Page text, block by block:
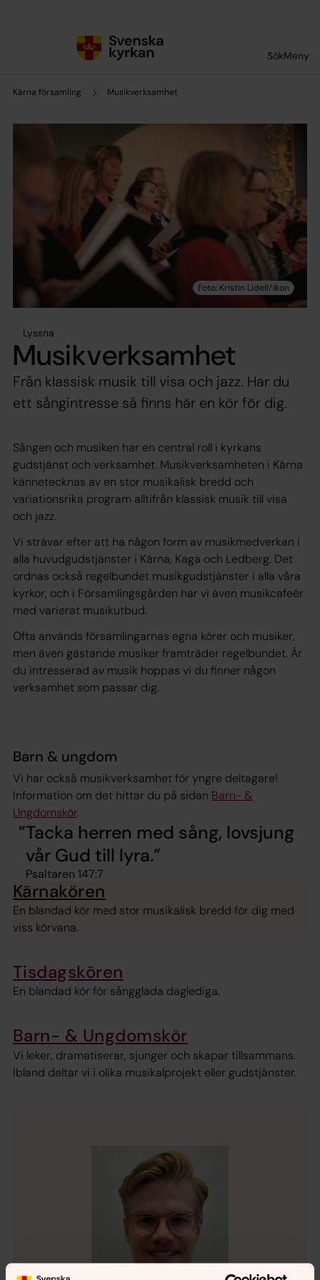
SökMeny
Kärna församling Musikverksamhet
Lyssna
Musikverksamhet
Från klassisk musik till visa och jazz. Har du
ett sångintresse så finns här en kör för dig.
Sången och musiken har en central roll i kyrkans
gudstjänst och verksamhet. Musikverksamheten i Kärna
kännetecknas av en stor musikalisk bredd och
variationsrika program alltifrån klassisk musik till visa
och jazz.
Vi strävar efter att ha någon form av musikmedverkan i
alla huvudgudstjänster i Kärna, Kaga och Ledberg. Det
ordnas också regelbundet musikgudstjänster i alla våra
kyrkor, och i Församlingsgården har vi även musikcafeér
med varierat musikutbud.
Ofta används församlingarnas egna körer och musiker,
men även gästande musiker framträder regelbundet. Är
du intresserad av musik hoppas vi du finner någon
verksamhet som passar dig.
Barn & ungdom
Vi har också musikverksamhet för yngre deltagare!
Information om det hittar du på sidan Barn- &
Ungdomskör.
Tacka herren med sång, lovsjung
vår Gud till lyra.
Psaltaren 147:7
Kärnakören
En blandad kör med stor musikalisk bredd för dig med
viss körvana.
Tisdagskören
En blandad kör för sångglada daglediga.
Barn- & Ungdomskör
Vi leker, dramatiserar, sjunger och skapar tillsammans.
Ibland deltar vi i olika musikalprojekt eller gudstjänster.